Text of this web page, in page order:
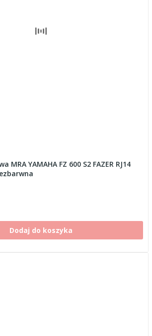
MRA YAMAHA FZ 600 S2 FAZER RJ14
Dodaj do koszyka